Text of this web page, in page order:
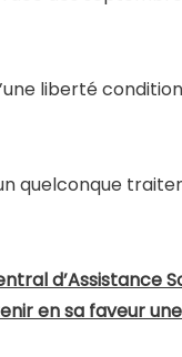
liberté
quelconque
en sa faveur